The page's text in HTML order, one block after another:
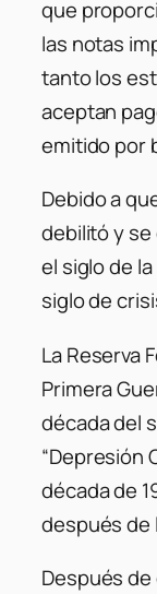
que
las notas
tanto los
aceptan
emitido por
Debido a
debilitó y se
el siglo de
siglo de
La Reserva
Primera
década del
“Depresión
década de
después de
Después